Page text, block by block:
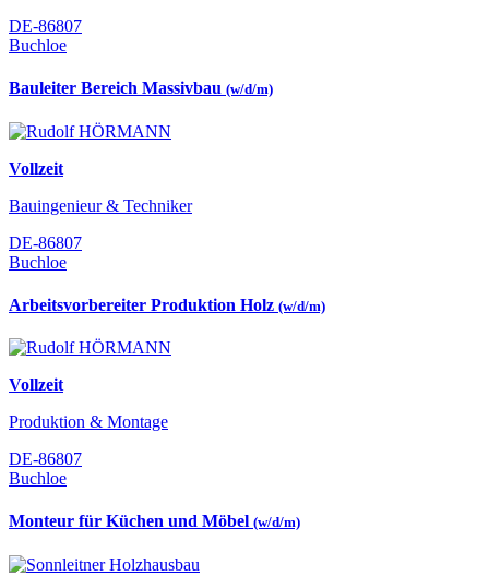
DE-86807
Buchloe
Bauleiter Bereich Massivbau (w/d/m)
Vollzeit
Bauingenieur & Techniker
DE-86807
Buchloe
Arbeitsvorbereiter Produktion Holz (w/d/m)
Vollzeit
Produktion & Montage
DE-86807
Buchloe
Monteur für Küchen und Möbel (w/d/m)